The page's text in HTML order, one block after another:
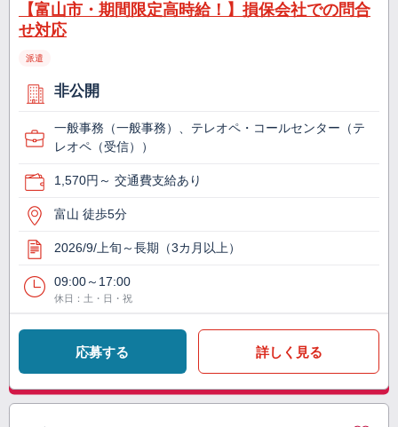
【富山市・期間限定高時給！】損保会社での問合
せ対応
派遣
非公開
一般事務（一般事務）、テレオペ・コールセンター（テ
レオペ（受信））
1,570円～ 交通費支給あり
富山 徒歩5分
2026/9/上旬～長期（3カ月以上）
09:00～17:00
休日：土・日・祝
応募する 詳しく見る